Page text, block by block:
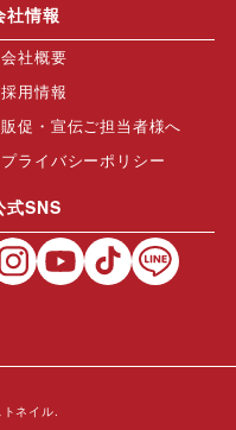
社情報
会社概要
採用情報
販促・宣伝ご担当者様へ
プライバシーポリシー
式SNS
ネイル.